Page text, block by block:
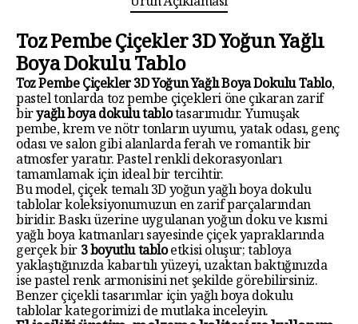
Toz Pembe Çiçekler 3D Yoğun Yağlı
Boya Dokulu Tablo
Toz Pembe Çiçekler 3D Yoğun Yağlı Boya Dokulu Tablo,
pastel tonlarda toz pembe çiçekleri öne çıkaran zarif
biryağlı boya dokulu tablotasarımıdır. Yumuşak
pembe, krem ve nötr tonların uyumu, yatak odası, genç
odası ve salon gibi alanlarda ferah ve romantik bir
atmosfer yaratır. Pastel renkli dekorasyonları
tamamlamak için ideal bir tercihtir.
Bu model, çiçek temalı3D yoğun yağlı boya dokulu
tablolarkoleksiyonumuzun en zarif parçalarından
biridir. Baskı üzerine uygulanan yoğun doku ve kısmi
yağlı boya katmanları sayesinde çiçek yapraklarında
gerçek bir3 boyutlu tabloetkisi oluşur; tabloya
yaklaştığınızda kabartılı yüzeyi, uzaktan baktığınızda
ise pastel renk armonisini net şekilde görebilirsiniz.
Benzer çiçekli tasarımlar içinyağlı boya dokulu
tablolarkategorimizi de mutlaka inceleyin.